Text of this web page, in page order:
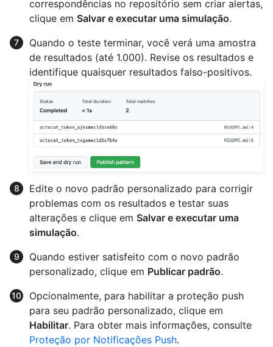
correspondências no repositório sem criar alertas,
clique em Salvar e executar uma simulação.
Quando o teste terminar, você verá uma amostra
de resultados (até 1.000). Revise os resultados e
identifique quaisquer resultados falso-positivos.
Edite o novo padrão personalizado para corrigir
problemas com os resultados e testar suas
alterações e clique em Salvar e executar uma
simulação.
Quando estiver satisfeito com o novo padrão
personalizado, clique em Publicar padrão.
Opcionalmente, para habilitar a proteção push
para seu padrão personalizado, clique em
Habilitar. Para obter mais informações, consulte
Proteção por Notificações Push.